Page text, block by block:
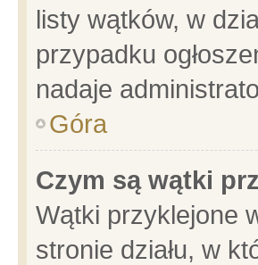
listy wątków, w
przypadku
nadaje
Góra
Czym są wątki
Wątki przyklejone
stronie działu, w